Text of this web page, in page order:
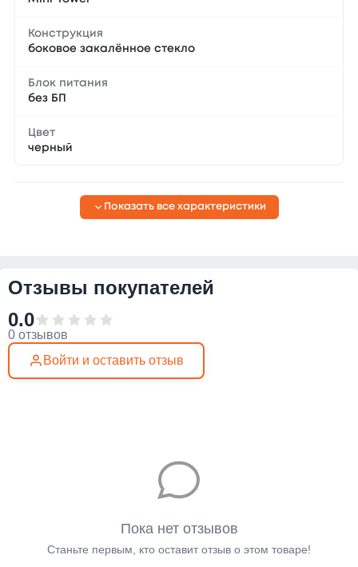
Конструкция
боковое закалённое стекло
Блок питания
без БП
Цвет
черный
Показать все характеристики
Отзывы покупателей
0.0
0 отзывов
Войти и оставить отзыв
Пока нет отзывов
Станьте первым, кто оставит отзыв о этом товаре!